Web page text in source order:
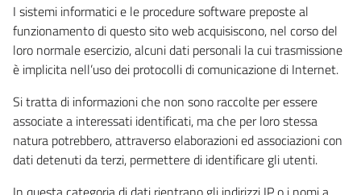
I sistemi informatici e le procedure software preposte al
funzionamento di questo sito web acquisiscono, nel corso del
loro normale esercizio, alcuni dati personali la cui trasmissione
è implicita nell’uso dei protocolli di comunicazione di Internet.
Si tratta di informazioni che non sono raccolte per essere
associate a interessati identificati, ma che per loro stessa
natura potrebbero, attraverso elaborazioni ed associazioni con
dati detenuti da terzi, permettere di identificare gli utenti.